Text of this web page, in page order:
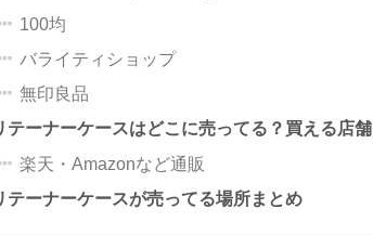
100均
バライティショップ
無印良品
テーナーケースはどこに売ってる？買える店舗
楽天・Amazonなど通販
テーナーケースが売ってる場所まとめ